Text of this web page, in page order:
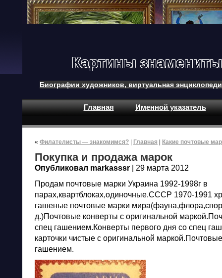
Картины
Биографии художников, виртуальная
Главная Именной указатель
« Филателисты — знакомимся? Главная Какие почтовые
Покупка и продажа марок
Опубликовал markasssr | 29 марта 2012
Продам почтовые марки Украина 1992-1998г в
парах,квартблоках,одиночные.СССР 1970-1991
гашеные почтовые марки
д.)Почтовые конверты с оригинальной
спец гашением.Конверты первого дня со спец
карточки чистые с оригинальной
гашением.